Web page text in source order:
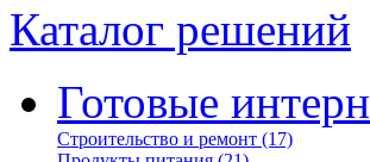
Каталог решений
Готовые
Строительство и ремонт (17)